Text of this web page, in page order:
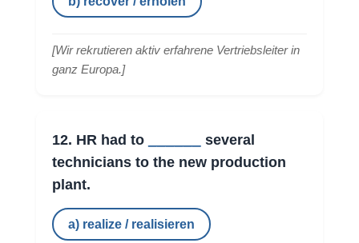
[Wir rekrutieren aktiv erfahrene Vertriebsleiter in
ganz Europa.]
12. HR had to
several
technicians to the new production
plant.
a) realize / realisieren